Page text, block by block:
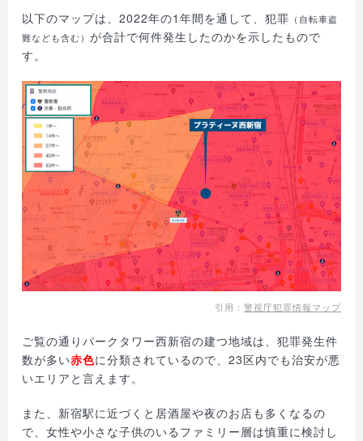
以下のマップは、2022年の1年間を通して、犯罪 （自転車盗
難なども含む）が合計で何件発生したのかを示したもので
す。
引用： 警視庁犯罪情報マップ
ご覧の通りパークタワー西新宿の建つ地域は、犯罪発生件
数が多い赤色に分類されているので、23区内でも治安が悪
いエリアと言えます。
また、新宿駅に近づくと居酒屋や夜のお店も多くなるの
で、女性や小さな子供のいるファミリー層は慎重に検討し